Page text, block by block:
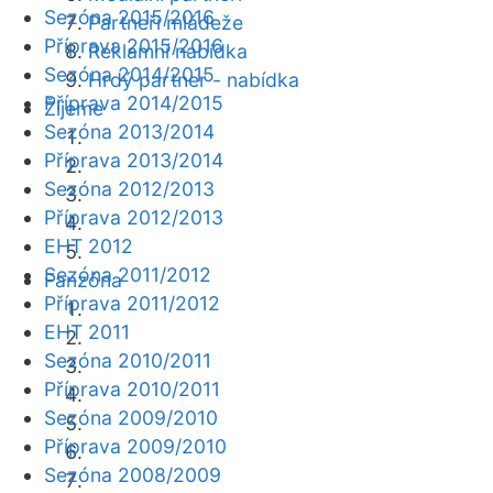
Partneři mládeže
Reklamní nabídka
Hrdý partner - nabídka
Žijeme
Fanzóna
Sezóna 2015/2016
Příprava 2015/2016
Sezóna 2014/2015
Příprava 2014/2015
Sezóna 2013/2014
Příprava 2013/2014
Sezóna 2012/2013
Příprava 2012/2013
EHT 2012
Sezóna 2011/2012
Příprava 2011/2012
EHT 2011
Sezóna 2010/2011
Příprava 2010/2011
Sezóna 2009/2010
Příprava 2009/2010
Sezóna 2008/2009